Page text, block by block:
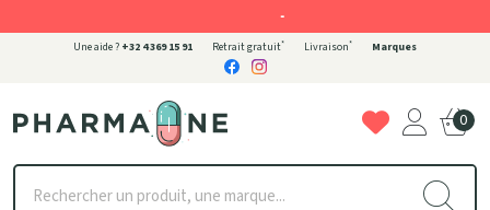
Une aide ? +32 4 369 15 91 Retrait gratuit* Livraison* Marques
Pharmaone Votre pharmacie en ligne à votre service
0